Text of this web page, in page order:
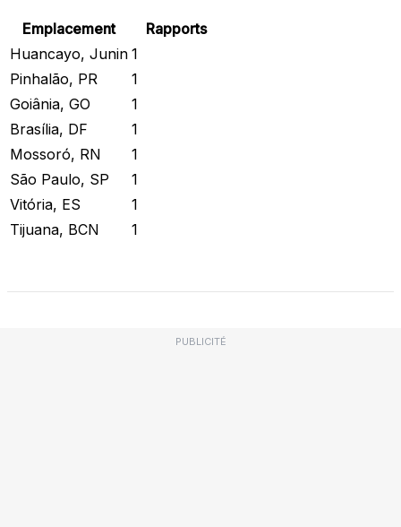
Emplacement
Rapports
Huancayo, Junin 1
Pinhalão, PR
1
Goiânia, GO
1
Brasília, DF
1
Mossoró, RN
1
São Paulo, SP
1
Vitória, ES
1
Tijuana, BCN
1
PUBLICITÉ